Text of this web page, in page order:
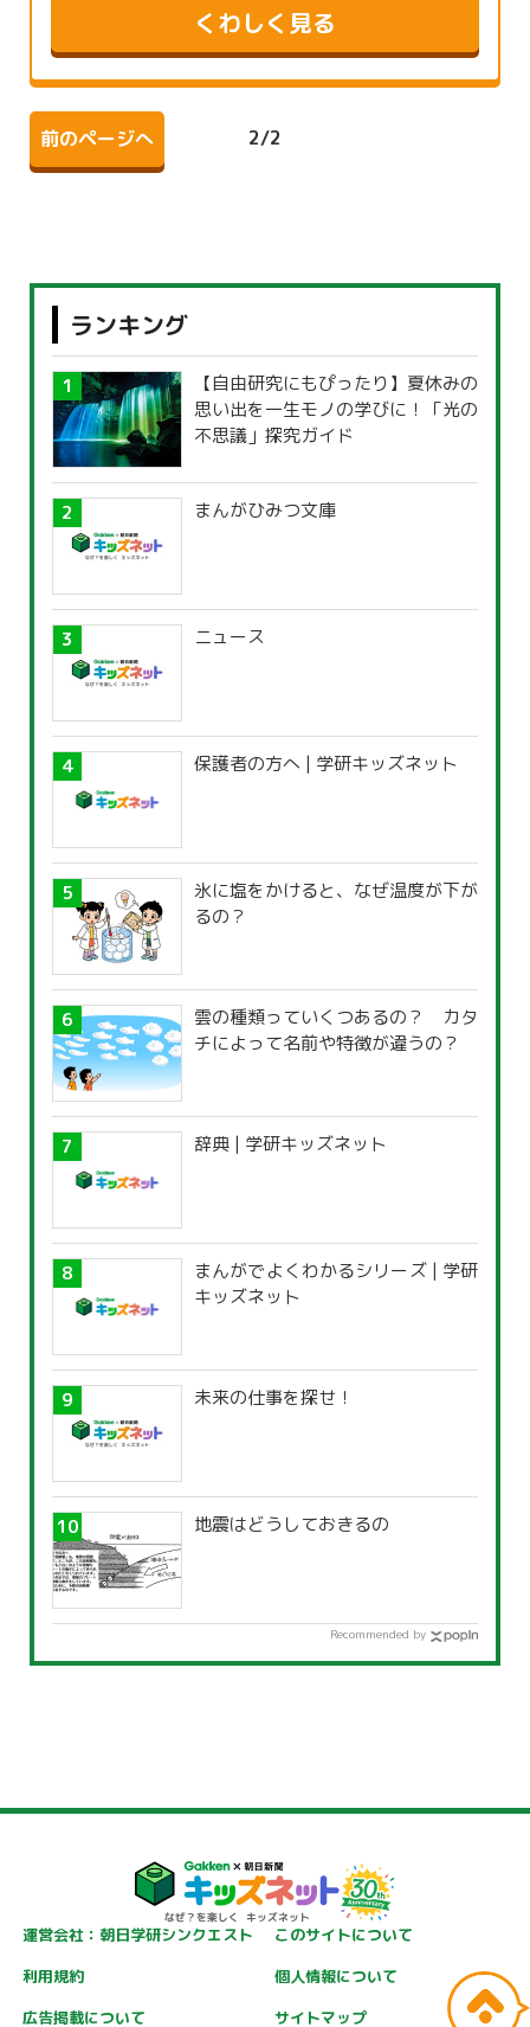
くわしく見る
前のページへ 2/2
ランキング
【自由研究にもぴったり】夏休みの
思い出を一生モノの学びに！「光の
不思議」探究ガイド
まんがひみつ文庫
ニュース
保護者の方へ | 学研キッズネット
氷に塩をかけると、なぜ温度が下が
るの？
雲の種類っていくつあるの？ カタ
チによって名前や特徴が違うの？
辞典 | 学研キッズネット
まんがでよくわかるシリーズ | 学研
キッズネット
未来の仕事を探せ！
地震はどうしておきるの
Recommended by
運営会社：朝日学研シンクエスト
このサイトについて
利用規約
個人情報について
広告掲載について
サイトマップ